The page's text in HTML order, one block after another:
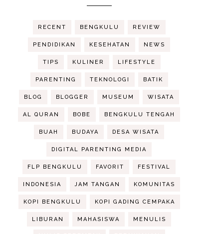
RECENT BENGKULU REVIEW
PENDIDIKAN KESEHATAN NEWS
TIPS KULINER LIFESTYLE
PARENTING TEKNOLOGI BATIK
BLOG BLOGGER MUSEUM WISATA
AL QURAN BOBE BENGKULU TENGAH
BUAH BUDAYA DESA WISATA
DIGITAL PARENTING MEDIA
FLP BENGKULU FAVORIT FESTIVAL
INDONESIA JAM TANGAN KOMUNITAS
KOPI BENGKULU KOPI GADING CEMPAKA
LIBURAN MAHASISWA MENULIS